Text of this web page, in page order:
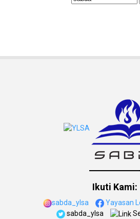
Ikuti Kami:
sabda_ylsa
Yayasan
sabda_ylsa